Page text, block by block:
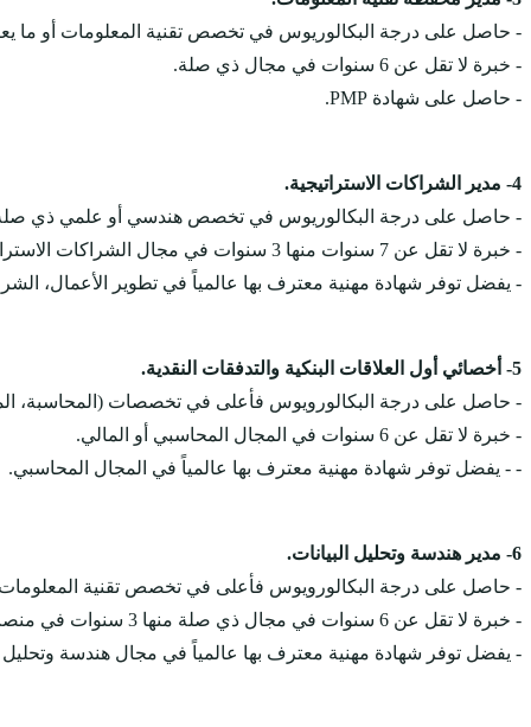
- حاصل على درجة البكالوريوس في تخصص تقنية المعلومات أو ما
- خبرة لا تقل عن 6 سنوات في مجال ذي صلة.
- حاصل على شهادة PMP.
4- مدير الشراكات الاستراتيجية.
- حاصل على درجة البكالوريوس في تخصص هندسي أو علمي ذي
- خبرة لا تقل عن 7 سنوات منها 3 سنوات في مجال الشراكات الاستراتيجية.
- يفضل توفر شهادة مهنية معترف بها عالمياً في تطوير الأعمال،
5- أخصائي أول العلاقات البنكية والتدفقات النقدية.
- حاصل على درجة البكالورويوس فأعلى في تخصصات (المحاسبة،
- خبرة لا تقل عن 6 سنوات في المجال المحاسبي أو المالي.
- - يفضل توفر شهادة مهنية معترف بها عالمياً في المجال المحاسبي.
6- مدير هندسة وتحليل البيانات.
- حاصل على درجة البكالورويوس فأعلى في تخصص تقنية المعلومات
- خبرة لا تقل عن 6 سنوات في مجال ذي صلة منها 3 سنوات في منصب قيادي.
- يفضل توفر شهادة مهنية معترف بها عالمياً في مجال هندسة وتحليل